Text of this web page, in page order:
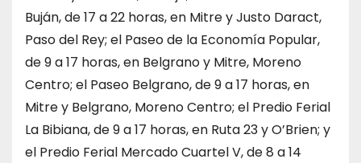
Buján, de 17 a 22 horas, en Mitre y Justo Daract,
Paso del Rey; el Paseo de la Economía Popular,
de 9 a 17 horas, en Belgrano y Mitre, Moreno
Centro; el Paseo Belgrano, de 9 a 17 horas, en
Mitre y Belgrano, Moreno Centro; el Predio Ferial
La Bibiana, de 9 a 17 horas, en Ruta 23 y O’Brien; y
el Predio Ferial Mercado Cuartel V, de 8 a 14